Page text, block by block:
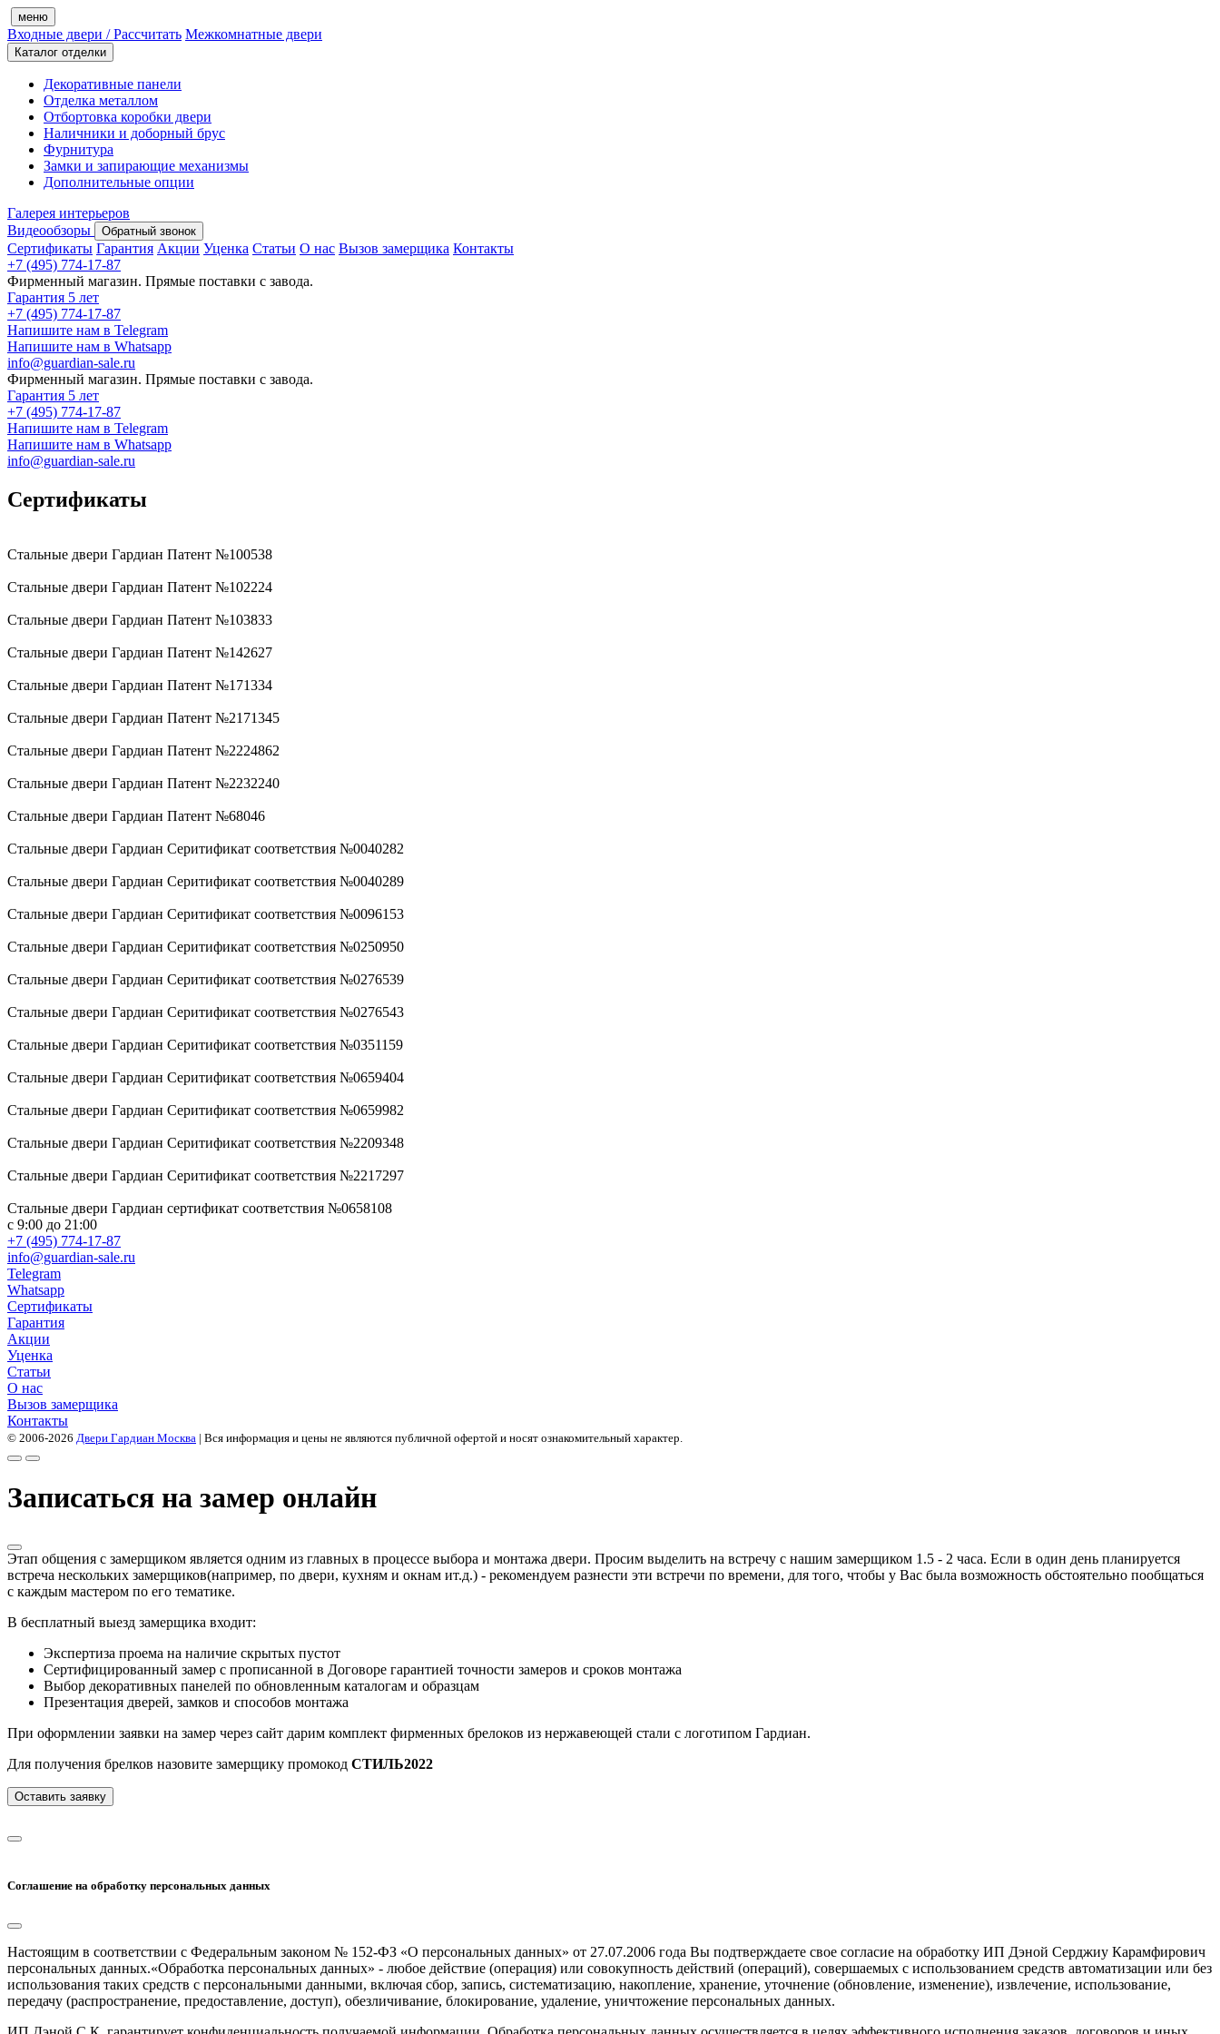
меню
Входные двери / Рассчитать Межкомнатные двери
Каталог отделки
Декоративные панели
Отделка металлом
Отбортовка коробки двери
Наличники и доборный брус
Фурнитура
Замки и запирающие механизмы
Дополнительные опции
Галерея интерьеров
Видеообзоры
Обратный звонок
Сертификаты Гарантия Акции Уценка Статьи О нас Вызов замерщика Контакты
+7 (495) 774-17-87
Фирменный магазин. Прямые поставки с завода.
Гарантия 5 лет
+7 (495) 774-17-87
Напишите нам в Telegram
Напишите нам в Whatsapp
info@guardian-sale.ru
Фирменный магазин. Прямые поставки с завода.
Гарантия 5 лет
+7 (495) 774-17-87
Напишите нам в Telegram
Напишите нам в Whatsapp
info@guardian-sale.ru
Сертификаты
Стальные двери Гардиан Патент №100538
Стальные двери Гардиан Патент №102224
Стальные двери Гардиан Патент №103833
Стальные двери Гардиан Патент №142627
Стальные двери Гардиан Патент №171334
Стальные двери Гардиан Патент №2171345
Стальные двери Гардиан Патент №2224862
Стальные двери Гардиан Патент №2232240
Стальные двери Гардиан Патент №68046
Стальные двери Гардиан Серитификат соответствия №0040282
Стальные двери Гардиан Серитификат соответствия №0040289
Стальные двери Гардиан Серитификат соответствия №0096153
Стальные двери Гардиан Серитификат соответствия №0250950
Стальные двери Гардиан Серитификат соответствия №0276539
Стальные двери Гардиан Серитификат соответствия №0276543
Стальные двери Гардиан Серитификат соответствия №0351159
Стальные двери Гардиан Серитификат соответствия №0659404
Стальные двери Гардиан Серитификат соответствия №0659982
Стальные двери Гардиан Серитификат соответствия №2209348
Стальные двери Гардиан Серитификат соответствия №2217297
Стальные двери Гардиан сертификат соответствия №0658108
с 9:00 до 21:00
+7 (495) 774-17-87
info@guardian-sale.ru
Telegram
Whatsapp
Сертификаты
Гарантия
Акции
Уценка
Статьи
О нас
Вызов замерщика
Контакты
© 2006-2026 Двери Гардиан Москва | Вся информация и цены не являются публичной офертой и носят ознакомительный характер.
Записаться на замер онлайн
Этап общения с замерщиком является одним из главных в процессе выбора и монтажа двери. Просим выделить на встречу с нашим замерщиком 1.5 - 2 часа. Если в один день планируется
встреча нескольких замерщиков(например, по двери, кухням и окнам ит.д.) - рекомендуем разнести эти встречи по времени, для того, чтобы у Вас была возможность обстоятельно пообщаться
с каждым мастером по его тематике.
В бесплатный выезд замерщика входит:
Экспертиза проема на наличие скрытых пустот
Сертифицированный замер с прописанной в Договоре гарантией точности замеров и сроков монтажа
Выбор декоративных панелей по обновленным каталогам и образцам
Презентация дверей, замков и способов монтажа
При оформлении заявки на замер через сайт дарим комплект фирменных брелоков из нержавеющей стали с логотипом Гардиан.
Для получения брелков назовите замерщику промокод СТИЛЬ2022
Оставить заявку
Соглашение на обработку персональных данных
Настоящим в соответствии с Федеральным законом № 152-ФЗ «О персональных данных» от 27.07.2006 года Вы подтверждаете свое согласие на обработку ИП Дэной Серджиу Карамфирович
персональных данных.«Обработка персональных данных» - любое действие (операция) или совокупность действий (операций), совершаемых с использованием средств автоматизации или без
использования таких средств с персональными данными, включая сбор, запись, систематизацию, накопление, хранение, уточнение (обновление, изменение), извлечение, использование,
передачу (распространение, предоставление, доступ), обезличивание, блокирование, удаление, уничтожение персональных данных.